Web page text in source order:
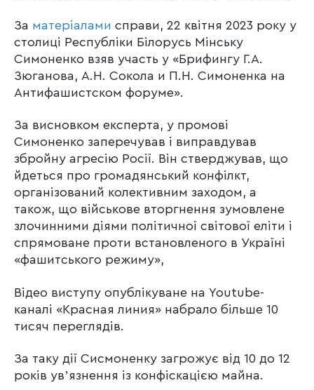
За матеріалами справи, 22 квітня 2023 року у
столиці Республіки Білорусь Мінську
Симоненко взяв участь у «Брифингу Г.А.
Зюганова, А.Н. Сокола и П.Н. Симоненка на
Антифашистском форуме».
За висновком експерта, у промові
Симоненко заперечував і виправдував
збройну агресію Росії. Він стверджував, що
йдеться про громадянський конфілкт,
організований колективним заходом, а
також, що військове вторгнення зумовлене
злочинними діями політичної світової еліти і
спрямоване проти встановленого в Україні
«фашитського режиму»,
Відео виступу опублікуване на Youtube-
каналі «Красная линия» набрало більше 10
тисяч переглядів.
За таку дії Сисмоненку загрожує від 10 до 12
років увʼязнення із конфіскацією майна.